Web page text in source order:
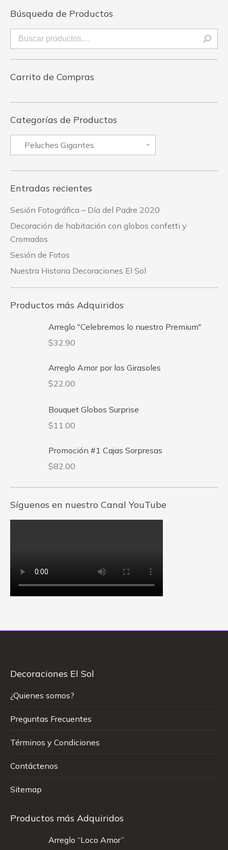
Búsqueda de Productos
Carrito de Compras
Categorías de Productos
Entradas recientes
Sesión Fotográfica – Día del Padre 2020
Decoración de habitación con globos confetti y
Cromados
Sesión de Fotos
Nuestra Historia Decoraciones El Sol
Productos más Adquiridos
Arreglo "Celebremos lo nuestro Premium"
$32.90
Arreglo Amor por los Girasoles
$22.00
Bouquet Globos Surprise
$11.00
Promoción #1 Cajas Sorpresas
$82.00
Síguenos en nuestro Canal YouTube
Decoraciones El Sol
¿Quienes somos?
Preguntas Frecuentes
Términos y Condiciones
Contáctenos
Sitemap
Productos más Adquiridos
Arreglo “Loco Amor”